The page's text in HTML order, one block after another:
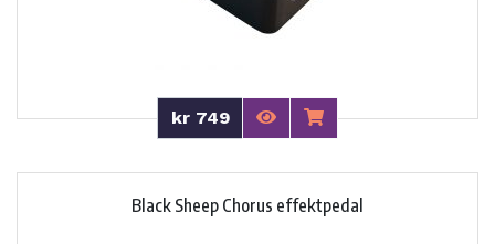
kr 749
Black Sheep Chorus effektpedal